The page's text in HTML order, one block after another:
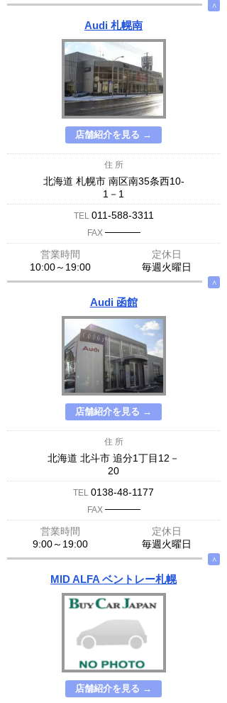
∧
Audi 札幌南
店舗紹介を見る →
住 所
北海道 札幌市 南区南35条西10-
1－1
TEL 011-588-3311
FAX ─────
営業時間
定休日
10:00～19:00
毎週火曜日
∧
Audi 函館
店舗紹介を見る →
住 所
北海道 北斗市 追分1丁目12－
20
TEL 0138-48-1177
FAX ─────
営業時間
定休日
9:00～19:00
毎週火曜日
∧
MID ALFA ベントレー札幌
店舗紹介を見る →